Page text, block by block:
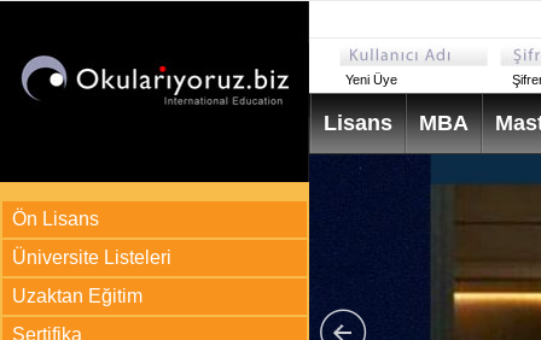
Ön Lisans
Üniversite Listeleri
Uzaktan Eğitim
Sertifika
Yeni Üye
Lisans MBA